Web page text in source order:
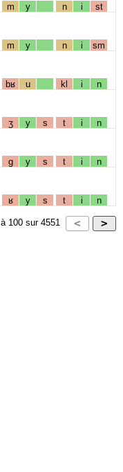
m y n i st
m y n i sm
bʁ u kl i n
ʒ y s t i n
g y s t i n
ʁ y s t i n
à 100 sur 4551